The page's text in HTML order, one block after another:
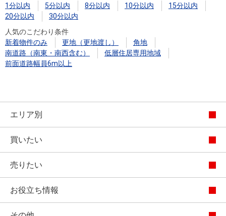
1分以内
5分以内 8分以内 10分以内
15分以内
20分以内
30分以内
人気のこだわり条件
新着物件のみ
更地（更地渡し）
角地
南道路（南東・南西含む）
低層住居専用地域
前面道路幅員6m以上
エリア別
買いたい
売りたい
お役立ち情報